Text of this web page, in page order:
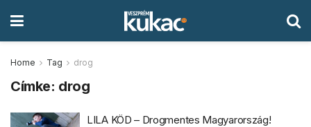
Home Tag drog
Címke: drog
LILA KÖD – Drogmentes Magyarország!